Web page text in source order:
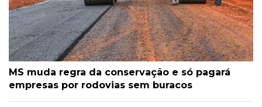
MS muda regra da conservação e só pagará
empresas por rodovias sem buracos